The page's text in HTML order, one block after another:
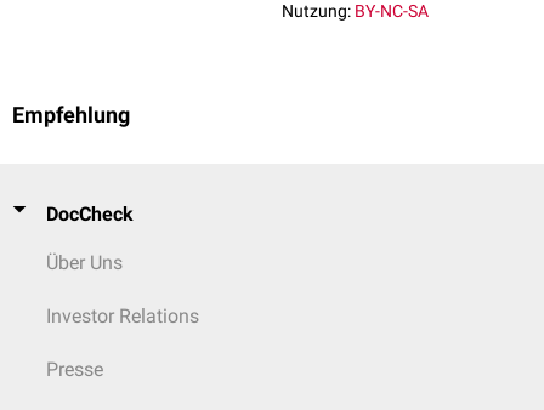
Nutzung: BY-NC-SA
Empfehlung
DocCheck
Über Uns
Investor Relations
Presse